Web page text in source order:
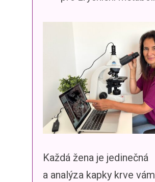
Každá žena je jedinečná
a analýza kapky krve vám